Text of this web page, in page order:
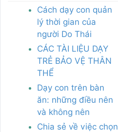
Cách dạy con quản
lý thời gian của
người Do Thái
CÁC TÀI LIỆU DẠY
TRẺ BẢO VỆ THÂN
THỂ
Dạy con trên bàn
ăn: những điều nên
và không nên
Chia sẻ về việc chọn